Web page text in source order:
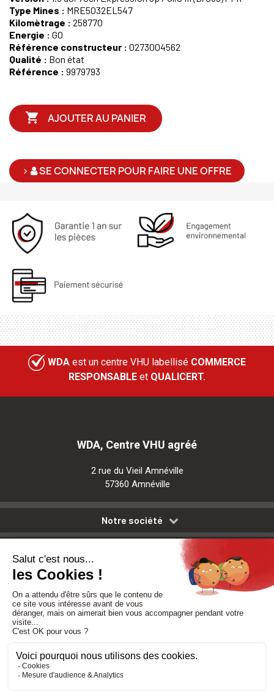
Type Mines : MRE5032EL547
Kilomètrage : 258770
Energie : GO
Référence constructeur : 0273004562
Qualité : Bon état
Référence : 9979793
 AJOUTER AU PANIER
> SE CONNECTER POUR FAIRE UNE OFFRE
WDA est un centre VHU labellisé COMMERCE
RESPONSABLE et QUALICERT.
WDA, Centre VHU agréé
2 rue du Vieil Amnéville
57360 Amnéville
Notre société